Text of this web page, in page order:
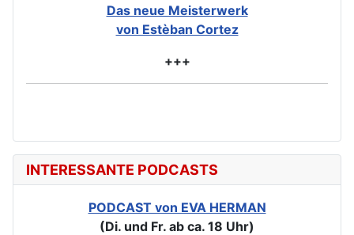
Das neue Meisterwerk
von Estèban Cortez
+++
INTERESSANTE PODCASTS
PODCAST von EVA HERMAN
(Di. und Fr. ab ca. 18 Uhr)